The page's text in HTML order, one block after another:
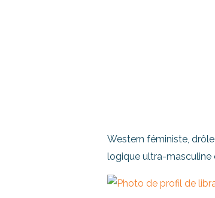
Western féministe,
logique ultra-masculine